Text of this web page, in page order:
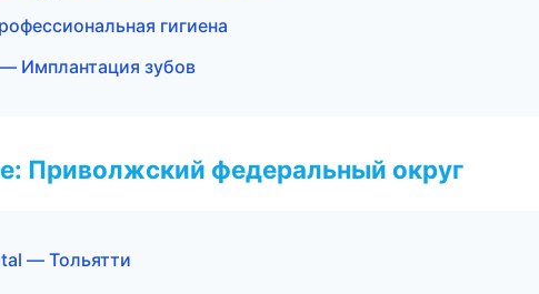
гигиена
Имплантация зубов
Приволжский федеральный округ
— Тольятти